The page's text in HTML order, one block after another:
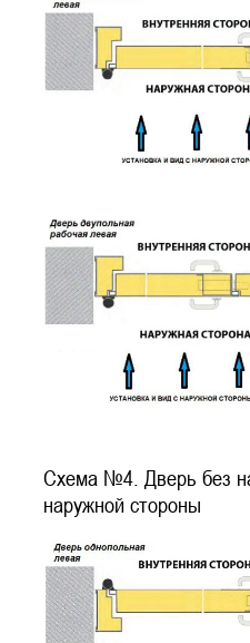
Схема №4. Дверь без
наружной стороны